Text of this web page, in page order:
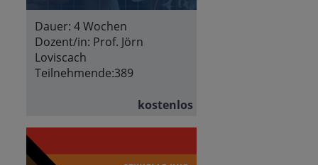
Dauer: 4 Wochen
Dozent/in: Prof. Jörn
Loviscach
Teilnehmende:389
kostenlos